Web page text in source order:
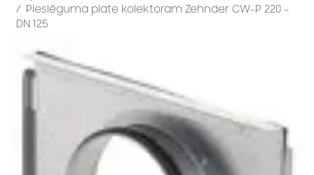
Pieslēguma plate kolektoram Zehnder CW-P 220 –
DN 125